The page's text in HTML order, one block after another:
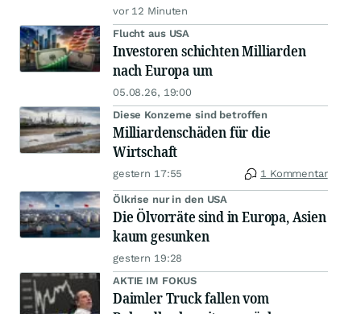
vor 12 Minuten
Flucht aus USA
Investoren schichten Milliarden
nach Europa um
05.08.26, 19:00
Diese Konzerne sind betroffen
Milliardenschäden für die
Wirtschaft
gestern 17:55 1 Kommentar
Ölkrise nur in den USA
Die Ölvorräte sind in Europa, Asien
kaum gesunken
gestern 19:28
AKTIE IM FOKUS
Daimler Truck fallen vom